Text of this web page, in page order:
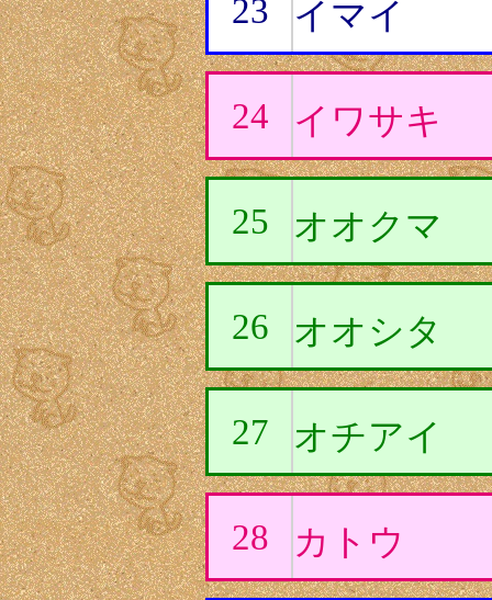
23 イマイ
24 イワサキ
25 オオクマ
26 オオシタ
27 オチアイ
28 カトウ